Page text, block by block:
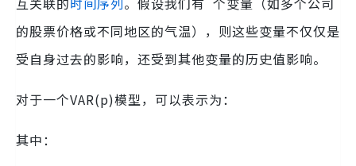
的股票价格或不同地区的气温），则这些变量不仅仅是
受自身过去的影响，还受到其他变量的历史值影响。
对于一个VAR(p)模型，可以表示为：
其中：